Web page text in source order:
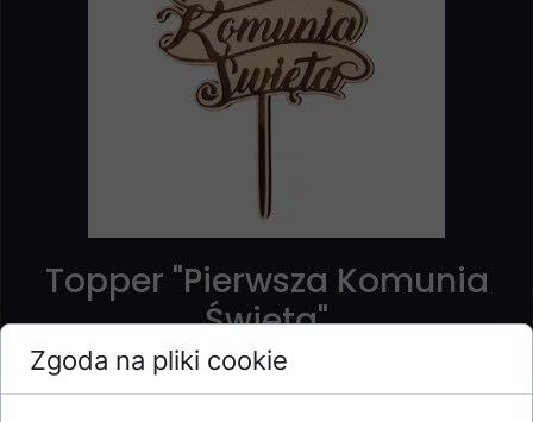
Topper "Pierwsza Komunia
Święta"
Cena: 12,99
Zgoda na pliki cookie